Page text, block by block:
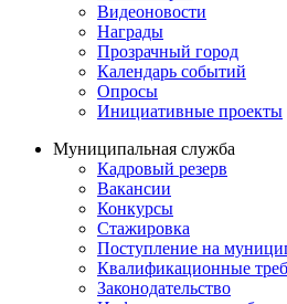
Видеоновости
Награды
Прозрачный город
Календарь событий
Опросы
Инициативные проекты
Муниципальная служба
Кадровый резерв
Вакансии
Конкурсы
Стажировка
Поступление на
Квалификационные
Законодательство